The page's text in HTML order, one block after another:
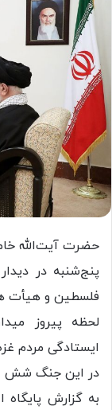
حضرت آیت‌الله
پنج‌شنبه در
فلسطین و هیأت
لحظه پیروز
ایستادگی مردم
در این جنگ شش
به گزارش پایگاه